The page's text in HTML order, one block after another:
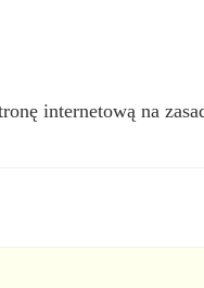
internetową na